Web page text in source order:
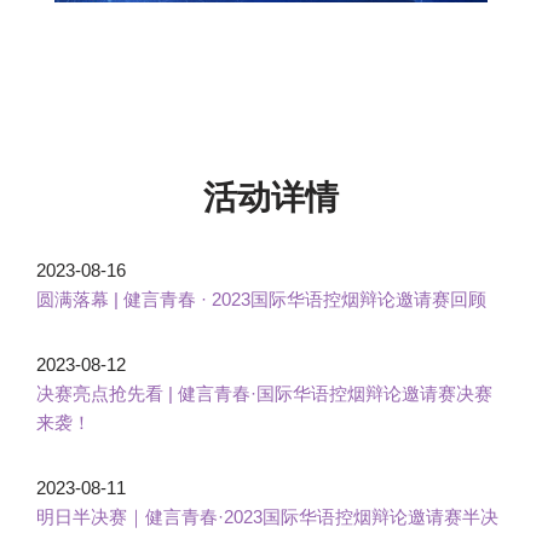
活动详情
2023-08-16
圆满落幕 | 健言青春 · 2023国际华语控烟辩论邀请赛回顾
2023-08-12
决赛亮点抢先看 | 健言青春·国际华语控烟辩论邀请赛决赛
来袭！
2023-08-11
明日半决赛｜健言青春·2023国际华语控烟辩论邀请赛半决